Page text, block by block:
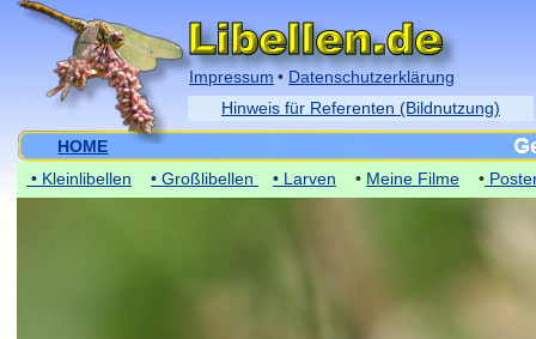
HOME
Impressum • Datenschutzerklärung
Hinweis für Referenten (Bildnutzung)
• Kleinlibellen • Großlibellen • Larven • Meine Filme •